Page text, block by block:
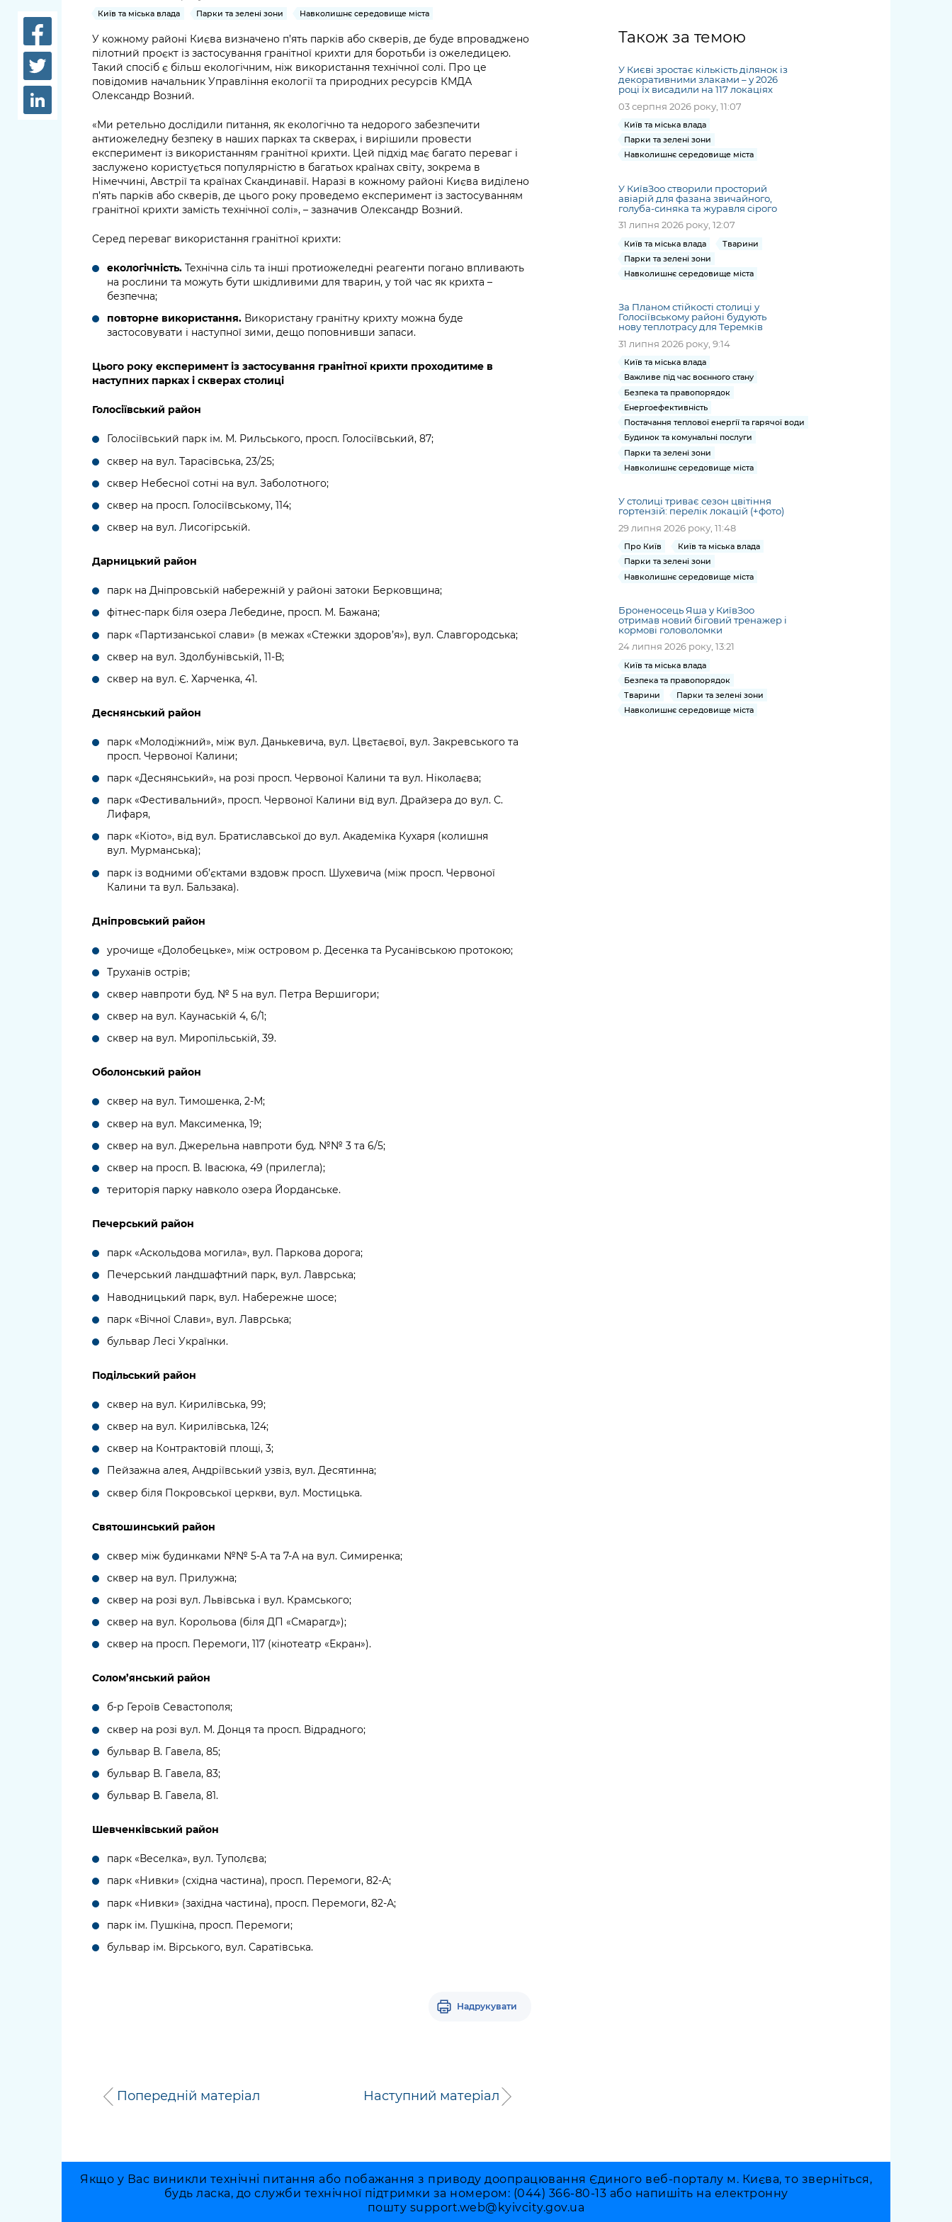
Структура
Рішення та розпорядження
Проєкти розпоряджень, що
перебувають на погодженні
Статистика
Звернення громадян
Гендерна політика
Безбар'єрність
Київська міська військова
адміністрація
Лікарні та медицина
Освіта та навчальні
заклади
парковки
Навколишнє
середовище міста
Безпека та
правопорядок
Іноземцям / For
foreigners
Цифровий
Важливе під час
воєнного стану
експертиза
Громадський
бюджет
Контактний центр
«Партнерство
«Відкритий Уряд» –
місцевий рівень»
воєнного стану
обмеженим
доступом
Подати запит
Проекти
нормативно-
правових та
інших актів
оскарження
бездіяльності
розпорядників
інформації
Звіти про
опрацювання
публічну
інформацію
Публічні
анонси від
Subscribe
announce
ments
from the
KCSA
запит /
a media
request
under
Київ та міська влада Парки та зелені зони Навколишнє середовище міста
У кожному районі Києва визначено п’ять парків або скверів, де буде впроваджено
пілотний проєкт із застосування гранітної крихти для боротьби із ожеледицею.
Такий спосіб є більш екологічним, ніж використання технічної солі. Про це
повідомив начальник Управління екології та природних ресурсів КМДА
Олександр Возний.
«Ми ретельно дослідили питання, як екологічно та недорого забезпечити
антиожеледну безпеку в наших парках та скверах, і вирішили провести
експеримент із використанням гранітної крихти. Цей підхід має багато переваг і
заслужено користується популярністю в багатьох країнах світу, зокрема в
Німеччині, Австрії та країнах Скандинавії. Наразі в кожному районі Києва виділено
п’ять парків або скверів, де цього року проведемо експеримент із застосуванням
гранітної крихти замість технічної солі», – зазначив Олександр Возний.
Серед переваг використання гранітної крихти:
екологічність. Технічна сіль та інші протиожеледні реагенти погано впливають
на рослини та можуть бути шкідливими для тварин, у той час як крихта –
безпечна;
повторне використання. Використану гранітну крихту можна буде
застосовувати і наступної зими, дещо поповнивши запаси.
Цього року експеримент із застосування гранітної крихти проходитиме в
наступних парках і скверах столиці
Голосіївський район
Голосіївський парк ім. М. Рильського, просп. Голосіївський, 87;
сквер на вул. Тарасівська, 23/25;
сквер Небесної сотні на вул. Заболотного;
сквер на просп. Голосіївському, 114;
сквер на вул. Лисогірській.
Дарницький район
парк на Дніпровській набережній у районі затоки Берковщина;
фітнес-парк біля озера Лебедине, просп. М. Бажана;
парк «Партизанської слави» (в межах «Стежки здоров’я»), вул. Славгородська;
сквер на вул. Здолбунівській, 11-В;
сквер на вул. Є. Харченка, 41.
Деснянський район
парк «Молодіжний», між вул. Данькевича, вул. Цвєтаєвої, вул. Закревського та
просп. Червоної Калини;
парк «Деснянський», на розі просп. Червоної Калини та вул. Ніколаєва;
парк «Фестивальний», просп. Червоної Калини від вул. Драйзера до вул. С.
Лифаря,
парк «Кіото», від вул. Братиславської до вул. Академіка Кухаря (колишня
вул. Мурманська);
парк із водними об’єктами вздовж просп. Шухевича (між просп. Червоної
Калини та вул. Бальзака).
Дніпровський район
урочище «Долобецьке», між островом р. Десенка та Русанівською протокою;
Труханів острів;
сквер навпроти буд. № 5 на вул. Петра Вершигори;
сквер на вул. Каунаській 4, 6/1;
сквер на вул. Миропільській, 39.
Оболонський район
сквер на вул. Тимошенка, 2-М;
сквер на вул. Максименка, 19;
сквер на вул. Джерельна навпроти буд. №№ 3 та 6/5;
сквер на просп. В. Івасюка, 49 (прилегла);
територія парку навколо озера Йорданське.
Печерський район
парк «Аскольдова могила», вул. Паркова дорога;
Печерський ландшафтний парк, вул. Лаврська;
Наводницький парк, вул. Набережне шосе;
парк «Вічної Слави», вул. Лаврська;
бульвар Лесі Українки.
Подільський район
сквер на вул. Кирилівська, 99;
сквер на вул. Кирилівська, 124;
сквер на Контрактовій площі, 3;
Пейзажна алея, Андріївський узвіз, вул. Десятинна;
сквер біля Покровської церкви, вул. Мостицька.
Святошинський район
сквер між будинками №№ 5-А та 7-А на вул. Симиренка;
сквер на вул. Прилужна;
сквер на розі вул. Львівська і вул. Крамського;
сквер на вул. Корольова (біля ДП «Смарагд»);
сквер на просп. Перемоги, 117 (кінотеатр «Екран»).
Солом’янський район
б-р Героїв Севастополя;
сквер на розі вул. М. Донця та просп. Відрадного;
бульвар В. Гавела, 85;
бульвар В. Гавела, 83;
бульвар В. Гавела, 81.
Шевченківський район
парк «Веселка», вул. Туполєва;
парк «Нивки» (східна частина), просп. Перемоги, 82-А;
парк «Нивки» (західна частина), просп. Перемоги, 82-А;
парк ім. Пушкіна, просп. Перемоги;
бульвар ім. Вірського, вул. Саратівська.
Надрукувати
Попередній матеріал Наступний матеріал
Також за темою
У Києві зростає кількість ділянок із
декоративними злаками – у 2026
році їх висадили на 117 локаціях
03 серпня 2026 року, 11:07
Київ та міська влада
Парки та зелені зони
Навколишнє середовище міста
У КиївЗоо створили просторий
авіарій для фазана звичайного,
голуба-синяка та журавля сірого
31 липня 2026 року, 12:07
Київ та міська влада
Тварини
Парки та зелені зони
Навколишнє середовище міста
За Планом стійкості столиці у
Голосіївському районі будують
нову теплотрасу для Теремків
31 липня 2026 року, 9:14
Київ та міська влада
Важливе під час воєнного стану
Безпека та правопорядок
Енергоефективність
Постачання теплової енергії та гарячої води
Будинок та комунальні послуги
Парки та зелені зони
Навколишнє середовище міста
У столиці триває сезон цвітіння
гортензій: перелік локацій (+фото)
29 липня 2026 року, 11:48
Про Київ
Київ та міська влада
Парки та зелені зони
Навколишнє середовище міста
Броненосець Яша у КиївЗоо
отримав новий біговий тренажер і
кормові головоломки
24 липня 2026 року, 13:21
Київ та міська влада
Безпека та правопорядок
Тварини
Парки та зелені зони
Навколишнє середовище міста
Якщо у Вас виникли технічні питання або побажання з приводу доопрацювання Єдиного веб-порталу м. Києва, то зверніться,
будь ласка, до служби технічної підтримки за номером: (044) 366-80-13 або напишіть на електронну
пошту support.web@kyivcity.gov.ua